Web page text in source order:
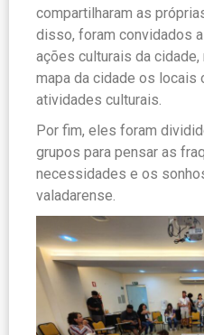
compartilharam as
disso, foram convidados
ações culturais da cidade,
mapa da cidade os locais
atividades culturais.
Por fim, eles foram
grupos para pensar as
necessidades e os
valadarense.